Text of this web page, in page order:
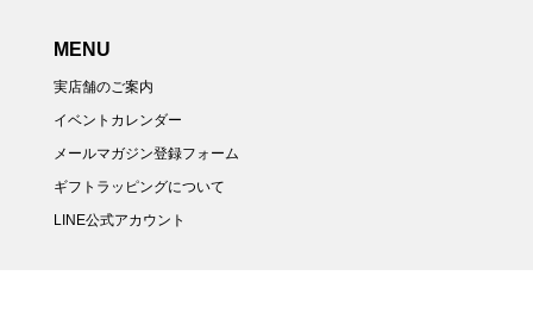
MENU
実店舗のご案内
イベントカレンダー
メールマガジン登録フォーム
ギフトラッピングについて
LINE公式アカウント